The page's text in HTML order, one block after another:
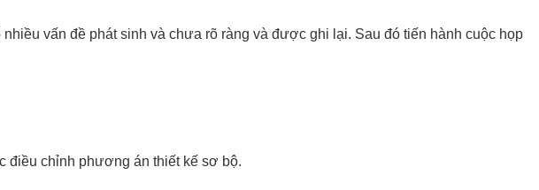
vấn đề phát sinh và chưa rõ ràng và được ghi lại. Sau đó tiến hành cuộc họp
điều chỉnh phương án thiết kế sơ bộ.